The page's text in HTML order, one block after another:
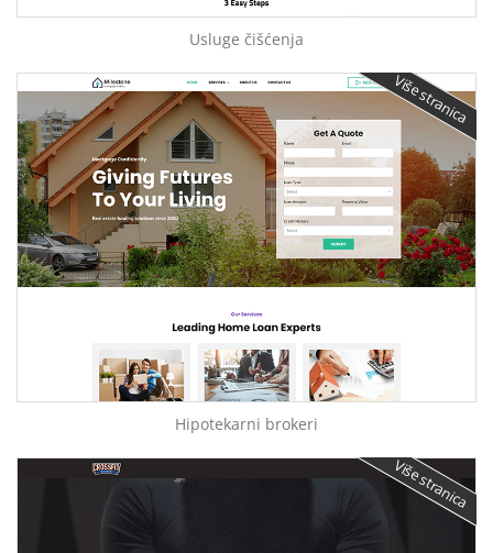
Usluge čišćenja
Više stranica
Hipotekarni brokeri
Više stranica